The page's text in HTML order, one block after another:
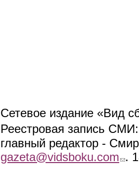
Сетевое издание «Вид
Реестровая запись
главный редактор -
gazeta@vidsboku.com (link
.